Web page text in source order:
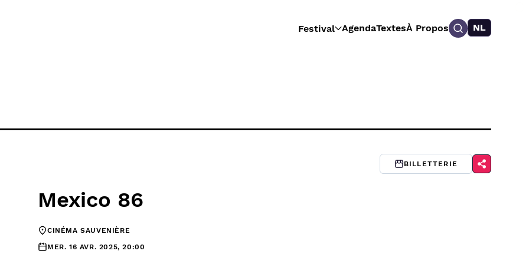
Festival AgendaTextesÀ Propos NL
BILLETTERIE
Mexico 86
CINÉMA SAUVENIÈRE
MER. 16 AVR. 2025, 20:00